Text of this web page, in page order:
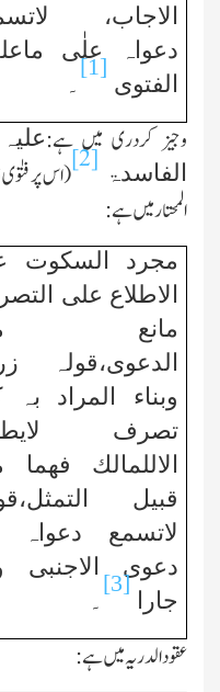
الاجاب،
دعواہ علٰی
الفتوی
[1]
۔
وجیز کردری میں ہے:
الفاسدۃ [2](اس پر
المحتار میں ہے:
مجرد السکوت
الاطلاع علی
مانع
الدعوی،قولہ
وبناء المراد
تصرف
الاللمالك فھما
قبیل
لاتسمع دعواہ
دعوی الاجنبی
جارا
[3]
۔
عقود الدریہ میں ہے: